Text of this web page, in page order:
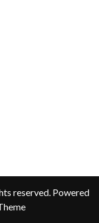
reserved. Powered